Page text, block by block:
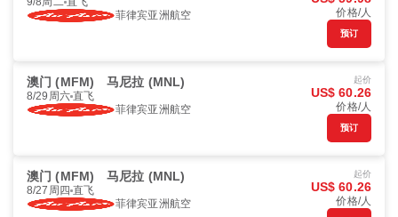
菲律宾亚洲航空
价格/人
预订
澳门 (MFM) 马尼拉 (MNL)
8/29周六 直飞
菲律宾亚洲航空
起价
US$ 60.26
价格/人
预订
澳门 (MFM) 马尼拉 (MNL)
8/27周四 直飞
菲律宾亚洲航空
起价
US$ 60.26
价格/人